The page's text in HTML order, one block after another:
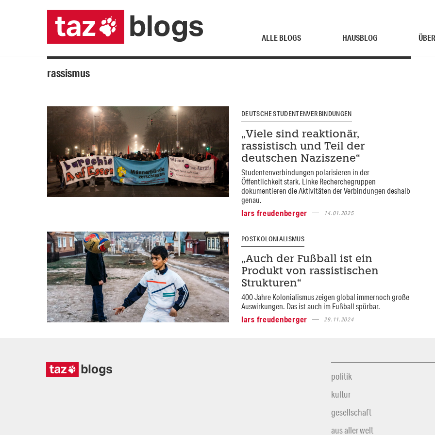
ALLE BLOGS HAUSBLOG
rassismus
DEUTSCHE STUDENTENVERBINDUNGEN
„Viele sind reaktionär,
rassistisch und Teil der
deutschen Naziszene“
Studentenverbindungen polarisieren in der
Öffentlichkeit stark. Linke Recherchegruppen
dokumentieren die Aktivitäten der Verbindungen deshalb
genau.
lars freudenberger
14.01.2025
POSTKOLONIALISMUS
„Auch der Fußball ist ein
Produkt von rassistischen
Strukturen“
400 Jahre Kolonialismus zeigen global immernoch große
Auswirkungen. Das ist auch im Fußball spürbar.
lars freudenberger
29.11.2024
politik
kultur
gesellschaft
aus aller welt